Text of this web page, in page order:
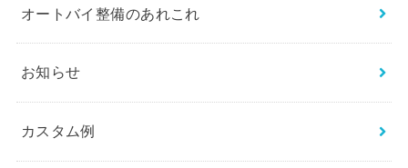
オートバイ整備のあれこれ
お知らせ
カスタム例